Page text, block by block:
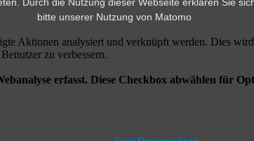
1. und 3. Montag
16.00 Uhr - 18.00 Uhr
nach Vereinbarung
bitte unserer Nutzung von Matomo